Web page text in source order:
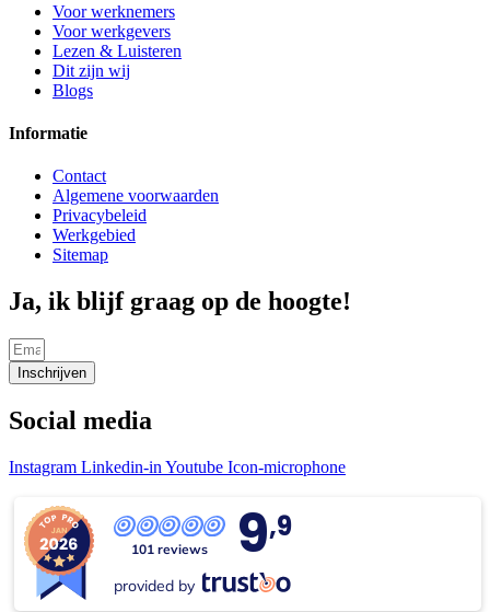
Voor werknemers
Voor werkgevers
Lezen & Luisteren
Dit zijn wij
Blogs
Informatie
Contact
Algemene voorwaarden
Privacybeleid
Werkgebied
Sitemap
Ja, ik blijf graag op de hoogte!
Inschrijven
Social media
Instagram Linkedin-in Youtube Icon-microphone
101 reviews 9,9
provided by